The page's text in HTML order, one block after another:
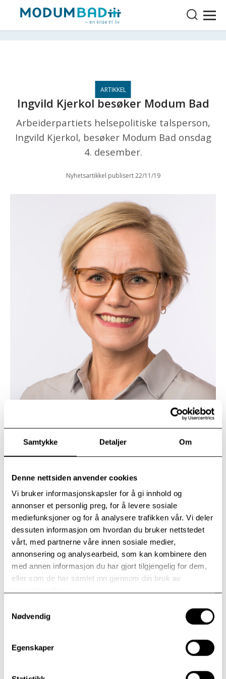
Samtykke Detaljer Om
Denne nettsiden anvender cookies
Vi bruker informasjonskapsler for å gi innhold og
annonser et personlig preg, for å levere sosiale
mediefunksjoner og for å analysere trafikken vår. Vi deler
dessuten informasjon om hvordan du bruker nettstedet
vårt, med partnerne våre innen sosiale medier,
annonsering og analysearbeid, som kan kombinere den
med annen informasjon du har gjort tilgjengelig for dem,
eller som de har samlet inn gjennom din bruk av
Nødvendig
Egenskaper
Ingvild Kjerkol besøker Modum Bad
Arbeiderpartiets helsepolitiske talsperson,
Ingvild Kjerkol, besøker Modum Bad onsdag
4. desember.
Nyhetsartikkel publisert 22/11/19
Ingvild Kjerkol, Arbeiderpartiet, Nord-Trøndelag
– Vi ser fram til å få besøk av Ingvild Kjerkol, sier
adm.direktør Lars Erik Flatø.
– Hun vil spesielt bli presentert for vårt arbeid på
depresjonsfeltet og Traumepoliklinikkens arbeid i Oslo. Vi
forsøker også å legge til rette for at hun får møte
pasienter ved Modum Bad samt treffe de tillitsvalgte.
helsepolitisk talsperson for Arbeiderpartiet.
– For det første er det nyttig for politikere å bevege seg